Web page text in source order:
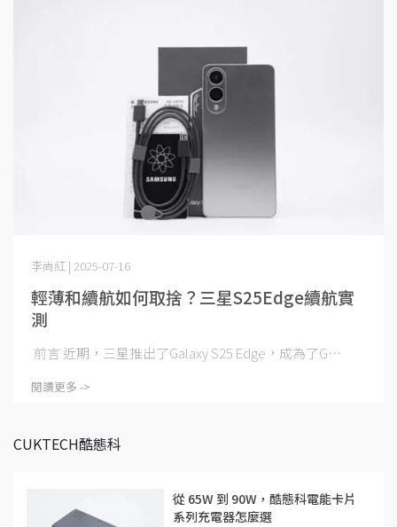
輕薄和續航如何取捨？三星S25Edge續航實
測
李尚紅 | 2025-07-16
前言 近期，三星推出了Galaxy S25 Edge，成為了G⋯
閱讀更多 ->
CUKTECH酷態科
從 65W 到 90W，酷態科電能卡片
系列充電器怎麼選